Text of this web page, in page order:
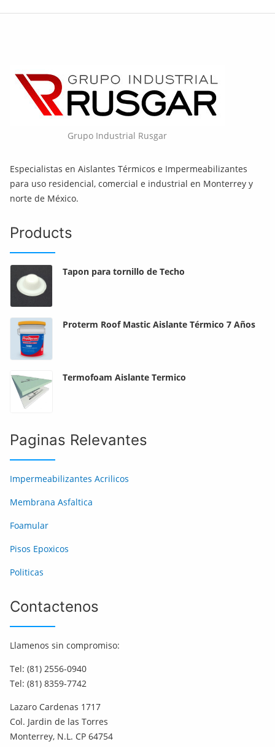
Grupo Industrial Rusgar
Especialistas en Aislantes Térmicos e Impermeabilizantes
para uso residencial, comercial e industrial en Monterrey y
norte de México.
Products
Tapon para tornillo de Techo
Proterm Roof Mastic Aislante Térmico 7 Años
Termofoam Aislante Termico
Paginas Relevantes
Impermeabilizantes Acrilicos
Membrana Asfaltica
Foamular
Pisos Epoxicos
Politicas
Contactenos
Llamenos sin compromiso:
Tel: (81) 2556-0940
Tel: (81) 8359-7742
Lazaro Cardenas 1717
Col. Jardin de las Torres
Monterrey, N.L. CP 64754